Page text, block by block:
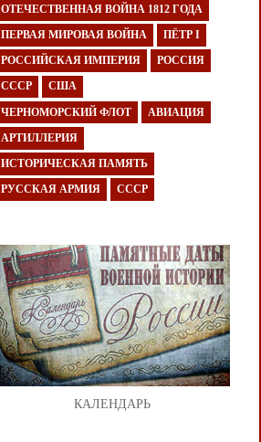
ОТЕЧЕСТВЕННАЯ ВОЙНА 1812 ГОДА
ПЕРВАЯ МИРОВАЯ ВОЙНА ПЁТР I
РОССИЙСКАЯ ИМПЕРИЯ РОССИЯ
СССР США
ЧЕРНОМОРСКИЙ ФЛОТ АВИАЦИЯ
АРТИЛЛЕРИЯ
ИСТОРИЧЕСКАЯ ПАМЯТЬ
РУССКАЯ АРМИЯ СССР
КАЛЕНДАРЬ